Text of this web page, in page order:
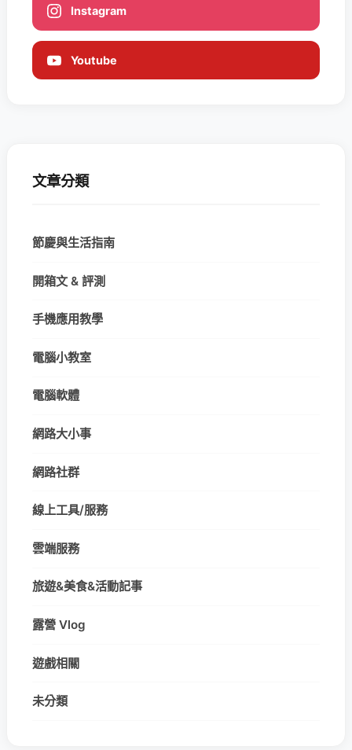
Instagram
Youtube
文章分類
節慶與生活指南
開箱文 & 評測
手機應用教學
電腦小教室
電腦軟體
網路大小事
網路社群
線上工具/服務
雲端服務
旅遊&美食&活動記事
露營 Vlog
遊戲相關
未分類